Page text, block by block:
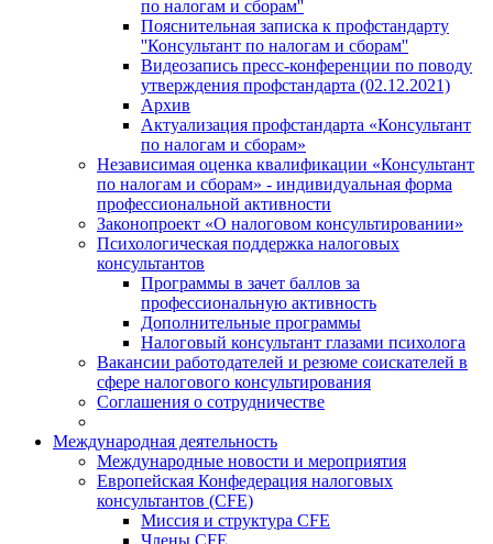
по налогам и сборам''
Пояснительная записка к профстандарту
''Консультант по налогам и сборам''
Видеозапись пресс-конференции по поводу
утверждения профстандарта (02.12.2021)
Архив
Актуализация профстандарта «Консультант
по налогам и сборам»
Независимая оценка квалификации «Консультант
по налогам и сборам» - индивидуальная форма
профессиональной активности
Законопроект «О налоговом консультировании»
Психологическая поддержка налоговых
консультантов
Программы в зачет баллов за
профессиональную активность
Дополнительные программы
Налоговый консультант глазами психолога
Вакансии работодателей и резюме соискателей в
сфере налогового консультирования
Соглашения о сотрудничестве
Международная деятельность
Международные новости и мероприятия
Европейская Конфедерация налоговых
консультантов (CFE)
Миссия и структура CFE
Члены CFE